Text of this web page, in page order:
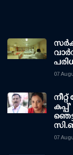
07
കപ്പ്'
07